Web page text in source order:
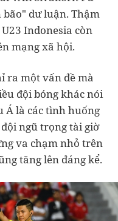
dư luận. Thậm
Indonesia còn
mạng xã hội.
ra một vấn đề mà
đội bóng khác nói
Á là các tình huống
ngũ trọng tài giờ
va chạm nhỏ trên
tăng lên đáng kể.